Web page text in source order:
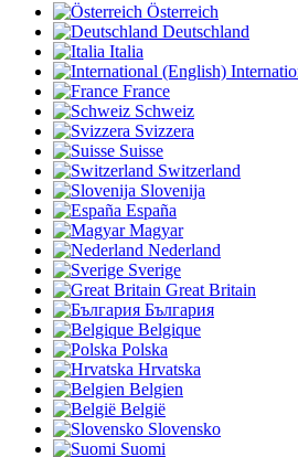
Österreich
Deutschland
Italia
France
Schweiz
Svizzera
Suisse
Switzerland
Slovenija
España
Magyar
Nederland
Sverige
Great Britain
България
Belgique
Polska
Hrvatska
Belgien
België
Slovensko
Suomi